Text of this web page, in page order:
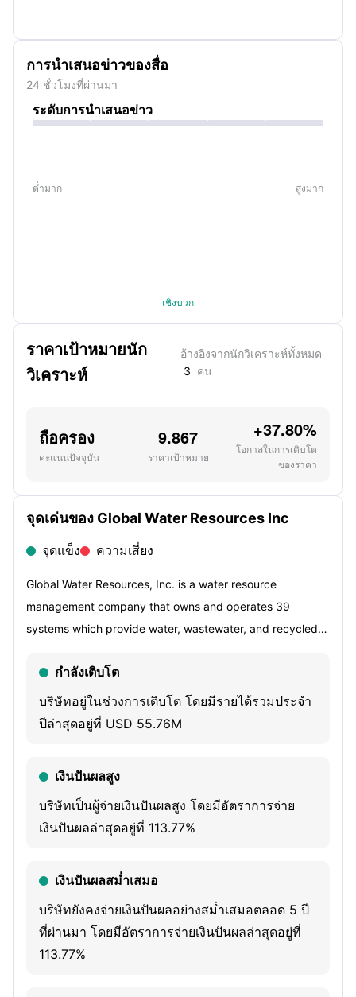
การนำเสนอข่าวของสื่อ
24 ชั่วโมงที่ผ่านมา
ระดับการนำเสนอข่าว
ต่ำมาก สูงมาก
เชิงบวก
จุดเด่นของ Global Water Resources Inc
จุดแข็ง ความเสี่ยง
Global Water Resources, Inc. is a water resource
management company that owns and operates 39
systems which provide water, wastewater, and recycled
primarily in growth corridors around metropolitan Phoenix
and Tucson. It seeks to deploy an integrated approach,
referred to as Total Water Management (TWM). TWM is a
sources and costly renewable water supplies, in a manner
that ensures sustainability and benefits communities both
environmentally and economically. TWM also implements
and remote metering infrastructure. It recycles over one
management programs such as two remote metering
infrastructure and other advanced technologies, rate
designs, and incentives that result in real conservation.
กำลังเติบโต
บริษัทอยู่ในช่วงการเติบโต โดยมีรายได้รวมประจำ
ปีล่าสุดอยู่ที่ USD 55.76M
เงินปันผลสูง
บริษัทเป็นผู้จ่ายเงินปันผลสูง โดยมีอัตราการจ่าย
เงินปันผลล่าสุดอยู่ที่ 113.77%
เงินปันผลสม่ำเสมอ
บริษัทยังคงจ่ายเงินปันผลอย่างสม่ำเสมอตลอด 5 ปี
ที่ผ่านมา โดยมีอัตราการจ่ายเงินปันผลล่าสุดอยู่ที่
113.77%
ราคาเป้าหมายนัก
วิเคราะห์
อ้างอิงจากนักวิเคราะห์ทั้งหมด
3 คน
ถือครอง
คะแนนปัจจุบัน
9.867
ราคาเป้าหมาย
+37.80%
โอกาสในการเติบโต
ของราคา